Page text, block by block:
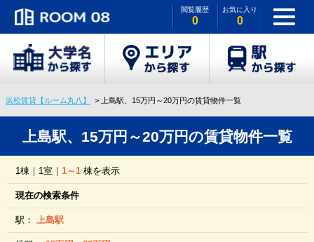
閲覧履歴
0
お気に入り
0
浜松賃貸【ルーム丸八】 上島駅、15万円～20万円の賃貸物件一覧
上島駅、15万円～20万円の賃貸物件一覧
1棟｜1室｜ 1～1 棟を表示
現在の検索条件
駅： 上島駅